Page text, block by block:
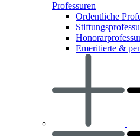
Professuren
Ordentliche
Emeritierte &